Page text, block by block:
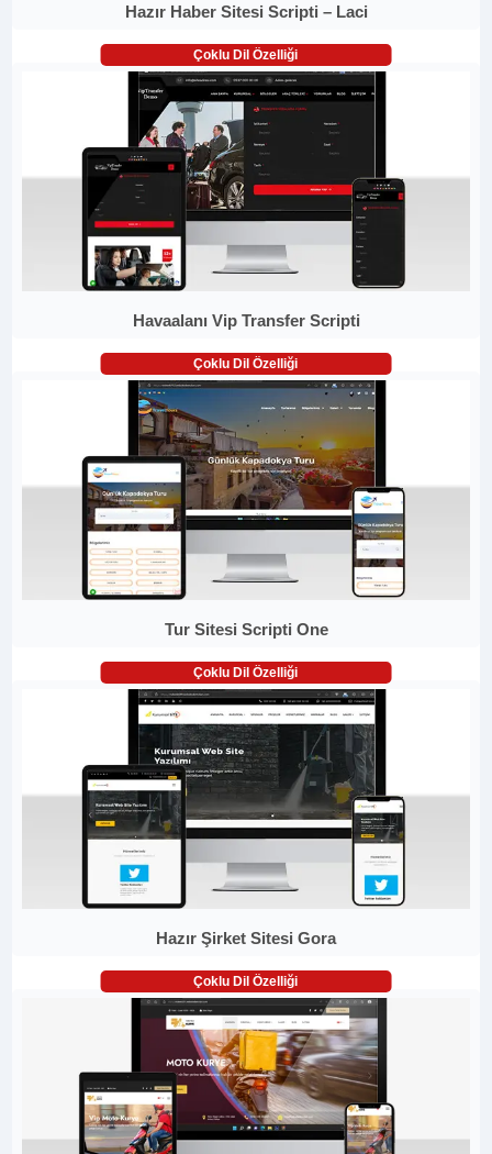
Hazır Haber Sitesi Scripti – Laci
Çoklu Dil Özelliği
Havaalanı Vip Transfer Scripti
Çoklu Dil Özelliği
Tur Sitesi Scripti One
Çoklu Dil Özelliği
Hazır Şirket Sitesi Gora
Çoklu Dil Özelliği